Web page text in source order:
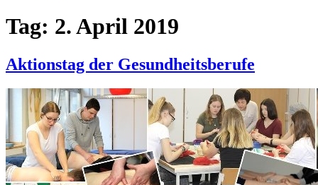
Tag: 2. April 2019
Aktionstag der Gesundheitsberufe